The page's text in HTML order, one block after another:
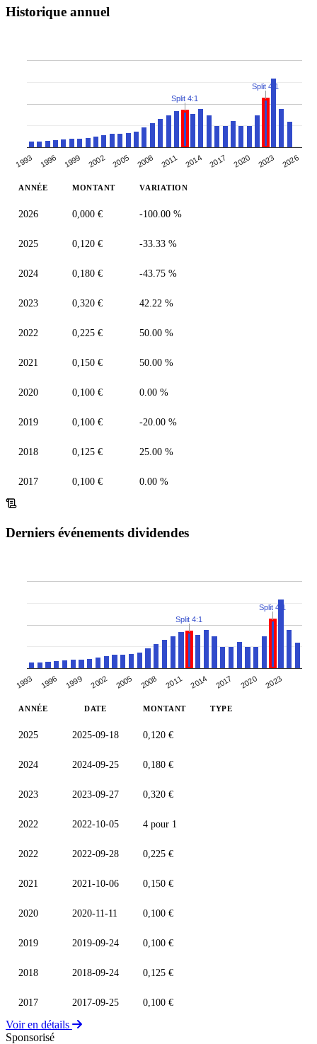
Historique annuel
1993 1996 1999 2002 2005 2008 2011 2014 2017 2020 2023 2026
Split 4:1
Split 4:1
ANNÉE MONTANT VARIATION
2026 0,000 € -100.00 %
2025 0,120 € -33.33 %
2024 0,180 € -43.75 %
2023 0,320 € 42.22 %
2022 0,225 € 50.00 %
2021 0,150 € 50.00 %
2020 0,100 € 0.00 %
2019 0,100 € -20.00 %
2018 0,125 € 25.00 %
2017 0,100 € 0.00 %
Derniers événements dividendes
1993 1996 1999 2002 2005 2008 2011 2014 2017 2020 2023
Split 4:1
Split 4:1
ANNÉE DATE MONTANT TYPE
2025 2025-09-18 0,120 €
2024 2024-09-25 0,180 €
2023 2023-09-27 0,320 €
2022 2022-10-05 4 pour 1
2022 2022-09-28 0,225 €
2021 2021-10-06 0,150 €
2020 2020-11-11 0,100 €
2019 2019-09-24 0,100 €
2018 2018-09-24 0,125 €
2017 2017-09-25 0,100 €
Voir en détails
Sponsorisé